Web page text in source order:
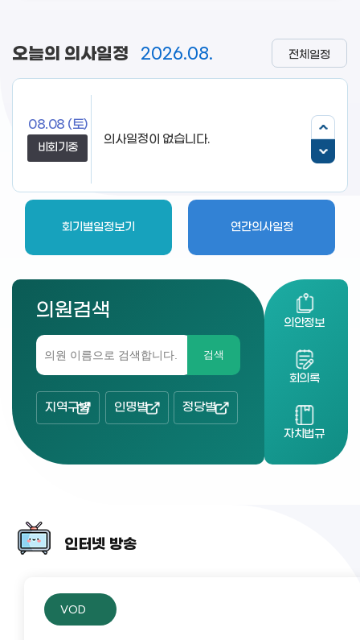
오늘의 의사일정 2026.08.
08.08 (토)
비회기중
회기별일정보기 연간의사일정
전체일정
의원검색
검색
지역구별 인명별 정당별
의안정보
회의록
자치법규
인터넷 방송
VOD